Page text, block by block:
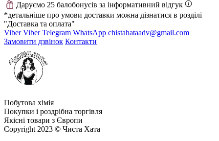
Даруємо 25 балобонусів за інформативний відгук
*детальніше про умови доставки можна дізнатися в розділі
"Доставка та оплата"
Viber Viber Telegram WhatsApp chistahataadv@gmail.com
Замовити дзвінок Контакти
Побутова хімія
Покупки і роздрібна торгівля
Якісні товари з Європи
Copyright 2023 © Чиста Хата